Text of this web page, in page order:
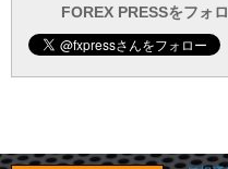
FOREX PRESSをフォ